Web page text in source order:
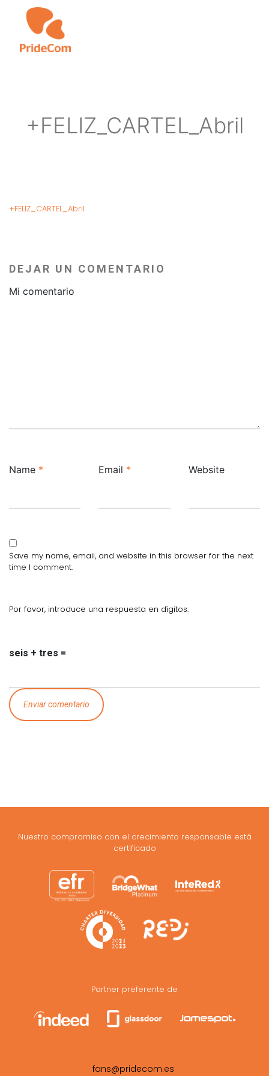
content
+FELIZ_CARTEL_Abril
+FELIZ_CARTEL_Abril
DEJAR UN COMENTARIO
Mi comentario
Name * Email * Website
Save my name, email, and website in this browser for the next
time I comment.
Por favor, introduce una respuesta en dígitos:
seis + tres =
Partner preferente de
fans@pridecom.es
Nuestro compromiso con el crecimiento responsable está
certificado